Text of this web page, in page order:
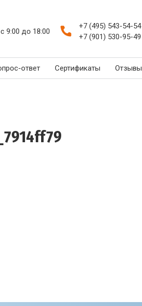
9:00 до 18:00
+7 (495) 543-54-54
+7 (901) 530-95-49
ответ Сертификаты Отзывы